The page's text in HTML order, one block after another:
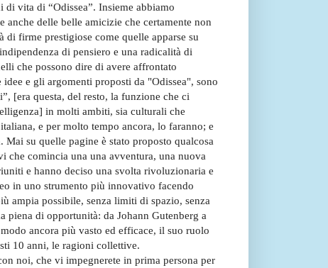
vita di “Odissea”. Insieme abbiamo
delle belle amicizie che certamente non
firme prestigiose come quelle apparse su
di pensiero e una radicalità di
che possono dire di avere affrontato
e gli argomenti proposti da "Odissea", sono
[era questa, del resto, la funzione che ci
in molti ambiti, sia culturali che
e per molto tempo ancora, lo faranno; e
su quelle pagine è stato proposto qualcosa
che comincia una una avventura, una nuova
e hanno deciso una svolta rivoluzionaria e
in uno strumento più innovativo facendo
ampia possibile, senza limiti di spazio, senza
di opportunità: da Johann Gutenberg a
ancora più vasto ed efficace, il suo ruolo
10 anni, le ragioni collettive.
noi, che vi impegnerete in prima persona per